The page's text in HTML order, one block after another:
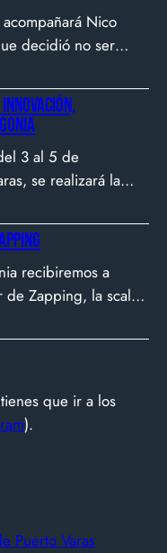
Nico
decidió no ser
Desde que en
evento
la primera
por 500 Startups en
3 al 5 de
se realizará la
la
el entorno
ideas en
recibiremos a
de Zapping, la scale-
en que
nació con una idea
de TV por
contratos, y hoy
que ir a los
).
Puerto Varas